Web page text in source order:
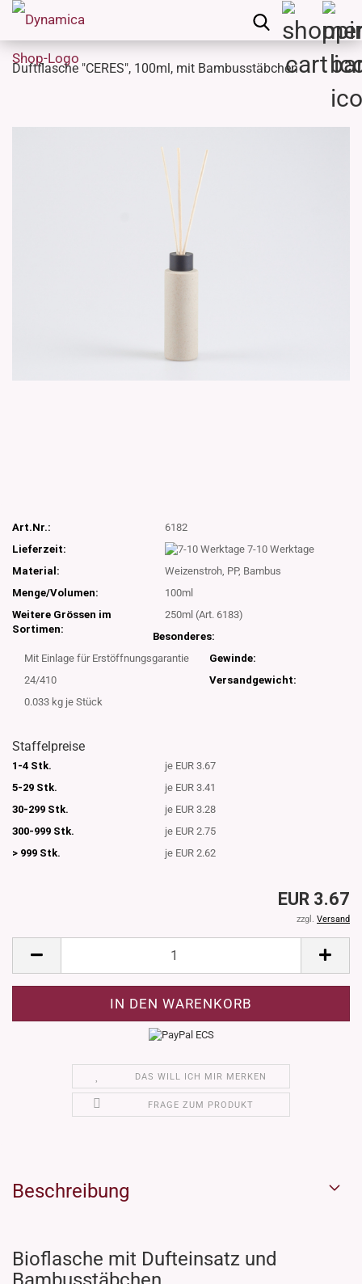
Duftflasche "CERES", 100ml, mit Bambusstäbchen
Art.Nr.:
6182
Lieferzeit:
7-10 Werktage
Material:
Weizenstroh, PP, Bambus
Menge/Volumen:
100ml
Weitere Grössen im
Sortimen:
250ml (Art. 6183)
Besonderes:
Mit Einlage für Erstöffnungsgarantie
Gewinde:
24/410
Versandgewicht:
0.033 kg je Stück
Staffelpreise
1-4 Stk.
je EUR 3.67
5-29 Stk.
je EUR 3.41
30-299 Stk.
je EUR 3.28
300-999 Stk.
je EUR 2.75
> 999 Stk.
je EUR 2.62
EUR 3.67
zzgl. Versand
DAS WILL ICH MIR MERKEN
FRAGE ZUM PRODUKT
Beschreibung
Bioflasche mit Dufteinsatz und